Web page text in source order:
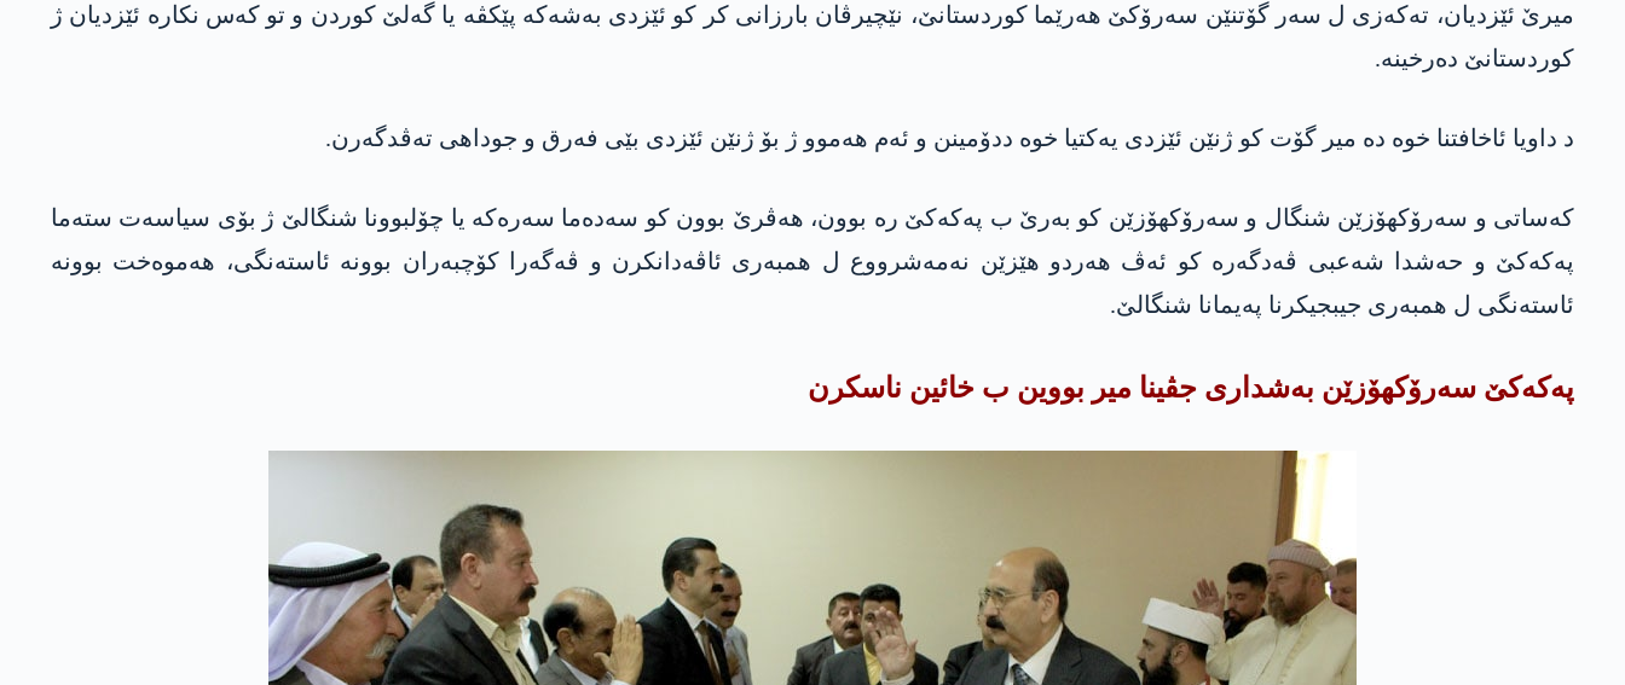
میرێ ئێزدیان، تەکەزی ل سەر گۆتنێن سەرۆکێ هەرێما کوردستانێ، نێچیرڤان بارزانی کر کو ئێزدی بەشەکە پێکڤە یا گەلێ کوردن و تو کەس نکارە ئێزدیان ژ
کوردستانێ دەرخینە.
د داویا ئاخافتنا خوە دە میر گۆت کو ژنێن ئێزدی یەکتیا خوە ددۆمینن و ئەم هەموو ژ بۆ ژنێن ئێزدی بێی فەرق و جوداهی تەڤدگەرن.
كەساتی و سەرۆكهۆزێن شنگال و سەرۆكهۆزێن كو به‌رێ ب په‌كه‌كێ ره‌ بوون، هه‌ڤرێ بوون كو سه‌ده‌ما سه‌ره‌كه‌ یا چۆلبوونا شنگالێ ژ بۆی سیاسه‌ت سته‌ما
په‌كه‌كێ و حه‌شدا شه‌عبی ڤه‌دگه‌ره‌ كو ئه‌ڤ هه‌ردو هێزێن نه‌مه‌شرووع ل همبه‌ری ئاڤه‌دانكرن و ڤه‌گه‌را كۆچبه‌ران بوونه‌ ئاسته‌نگی، هه‌موه‌خت بوونه‌
ئاسته‌نگی ل همبه‌ری جیبجیكرنا په‌یمانا شنگالێ.
په‌كه‌كێ سه‌رۆكهۆزێن به‌شداری جڤینا میر بووین ب خائین ناسكرن